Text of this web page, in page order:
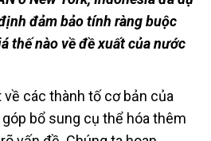
đảm bảo tính ràng buộc
thế nào về đề xuất của nước
về các thành tố cơ bản của
bổ sung cụ thể hóa thêm